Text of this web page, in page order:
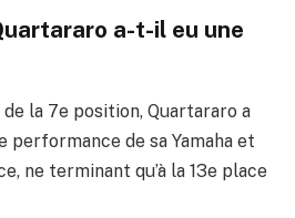
a-t-il eu une
la 7e position, Quartararo a
performance de sa Yamaha et
ne terminant qu’à la 13e place